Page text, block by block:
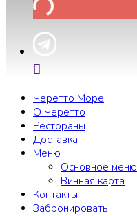
Черетто Море
О Черетто
Рестораны
Доставка
Меню
Основное меню
Винная карта
Контакты
Забронировать